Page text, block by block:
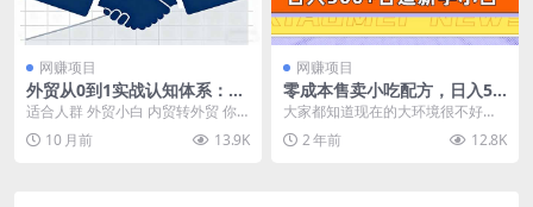
网赚项目
外贸从0到1实战认知体系：适
合内贸转外贸的老板，管理者
适合人群 外贸小白 内贸转外贸 你
是否有以下困惑？ 想做外贸，不知
道从何开始？ ...
10 月前 13.9K
网赚项目
零成本售卖小吃配方，日入50
0+，适合新手小白操作(附配
大家都知道现在的大环境很不好，
各个行业都非常卷，然后就有很多
人想自己创业或者找一...
2 年前 12.8K